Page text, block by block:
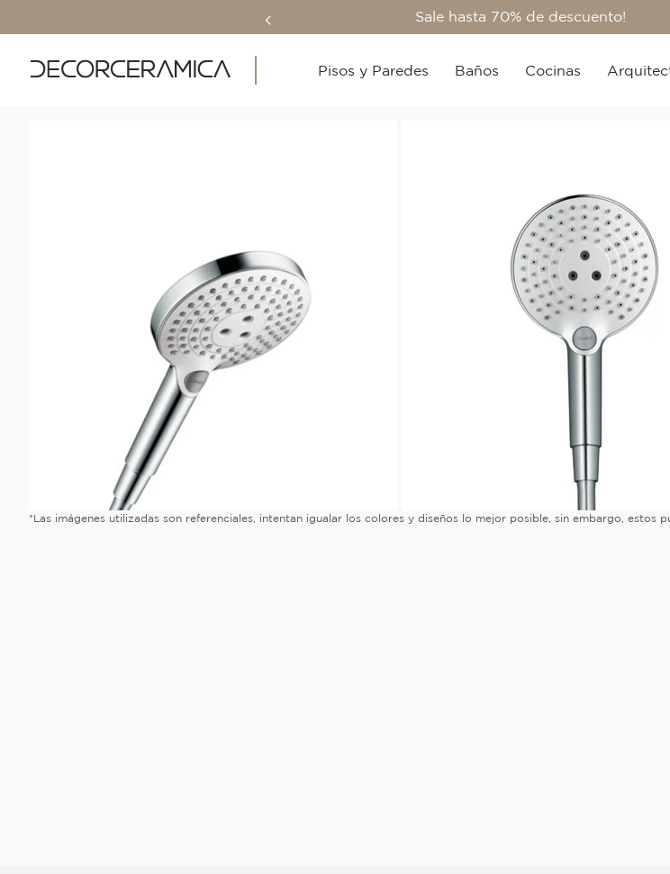
Sale hasta 70% de descuento!
Pisos y Paredes Baños Cocinas
*Las imágenes utilizadas son referenciales, intentan igualar los colores y diseños lo mejor posible, sin embargo, estos